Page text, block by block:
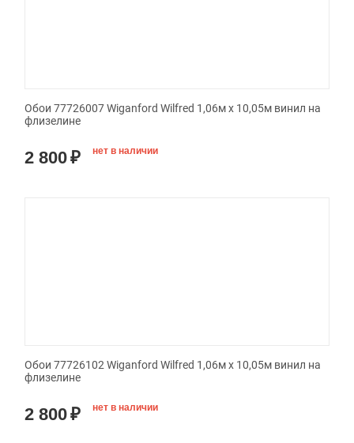
Обои 77726007 Wiganford Wilfred 1,06м х 10,05м винил на
флизелине
2 800₽ нет в наличии
Обои 77726102 Wiganford Wilfred 1,06м х 10,05м винил на
флизелине
2 800₽ нет в наличии